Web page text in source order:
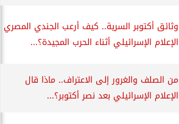
وثائق أكتوبر السرية.. كيف أرعب الجندي المصري
الإعلام الإسرائيلي أثناء الحرب المجيدة؟...
من الصلف والغرور إلى الاعتراف.. ماذا قال
الإعلام الإسرائيلي بعد نصر أكتوبر؟...